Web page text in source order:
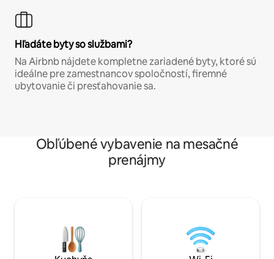
Hľadáte byty so službami?
Na Airbnb nájdete kompletne zariadené byty, ktoré sú
ideálne pre zamestnancov spoločností, firemné
ubytovanie či presťahovanie sa.
Obľúbené vybavenie na mesačné
prenájmy